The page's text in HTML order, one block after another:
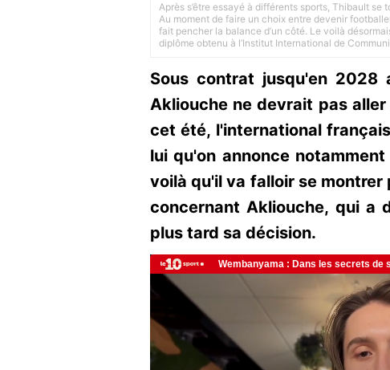
Après s’être essayé à différents sports, Thibault
Au moment de faire un choix entre devenir
fait pencher la balance d’un côté. Le voilà
diplôme obtenu à l’Institut International de
Sous contrat jusqu'en 2028
Akliouche ne devrait pas
cet été, l'international
lui qu'on annonce
voilà qu'il va falloir se
concernant Akliouche, qui a
plus tard sa décision.